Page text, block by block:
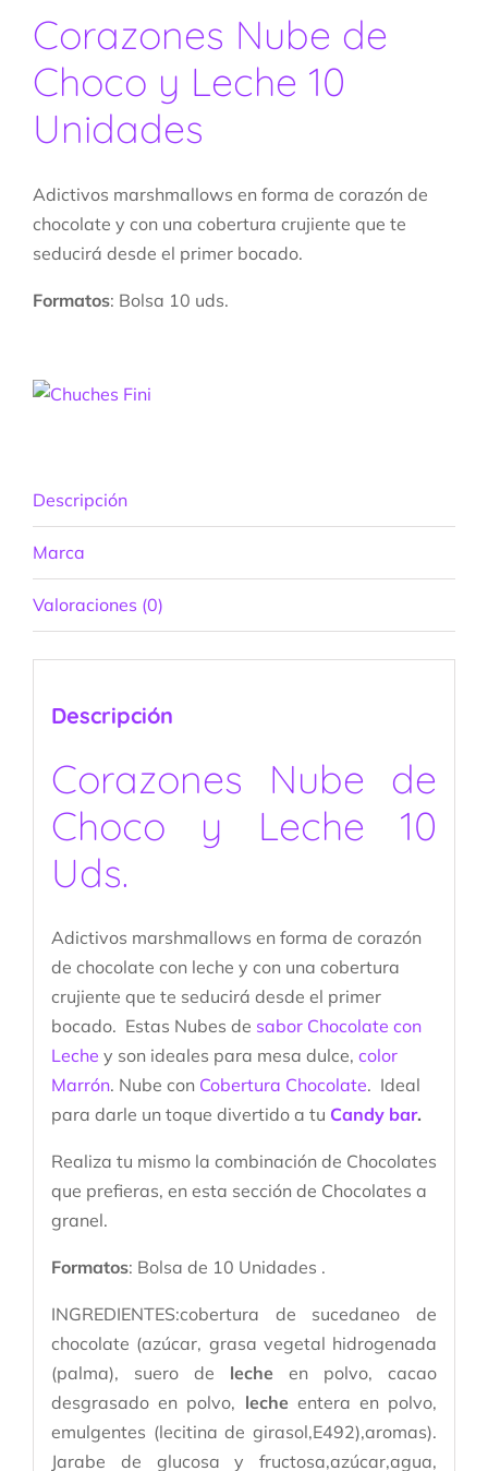
Corazones Nube de
Choco y Leche 10
Unidades
Adictivos marshmallows en forma de corazón de
chocolate y con una cobertura crujiente que te
seducirá desde el primer bocado.
Formatos: Bolsa 10 uds.
Descripción
Marca
Valoraciones (0)
Descripción
Corazones Nube de
Choco y Leche 10
Uds.
Adictivos marshmallows en forma de corazón
de chocolate con leche y con una cobertura
crujiente que te seducirá desde el primer
bocado. Estas Nubes de sabor Chocolate con
Leche y son ideales para mesa dulce, color
Marrón. Nube con Cobertura Chocolate. Ideal
para darle un toque divertido a tu Candy bar.
Realiza tu mismo la combinación de Chocolates
que prefieras, en esta sección de Chocolates a
granel.
Formatos: Bolsa de 10 Unidades .
INGREDIENTES:cobertura de sucedaneo de
chocolate (azúcar, grasa vegetal hidrogenada
(palma), suero de lecheen polvo, cacao
desgrasado en polvo, leche entera en polvo,
emulgentes (lecitina de girasol,E492),aromas).
Jarabe de glucosa y fructosa,azúcar,agua,